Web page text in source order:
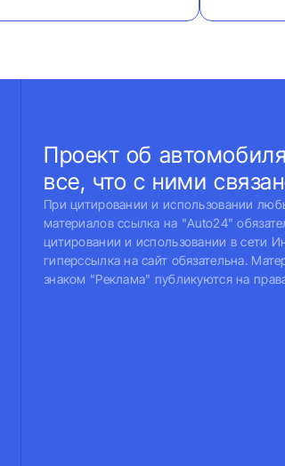
Проект об
все, что с ними
При цитировании и использовании
материалов ссылка на "Auto24"
цитировании и использовании в сети
гиперссылка на сайт обязательна.
знаком "Реклама" публикуются на